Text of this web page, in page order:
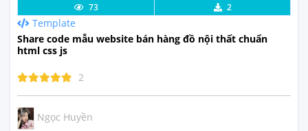
Lưu code Xem Thực Tế
73 2
Template
Share code mẫu website bán hàng đồ nội thất chuẩn
html css js
2
Ngọc Huyền